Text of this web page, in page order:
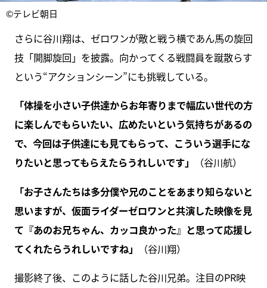
©テレビ朝日
さらに谷川翔は、ゼロワンが敵と戦う横であん馬の旋回
技「開脚旋回」を披露。向かってくる戦闘員を蹴散らす
という“アクションシーン”にも挑戦している。
「体操を小さい子供達からお年寄りまで幅広い世代の方
に楽しんでもらいたい、広めたいという気持ちがあるの
で、今回は子供達にも見てもらって、こういう選手にな
りたいと思ってもらえたらうれしいです」
（谷川航）
「お子さんたちは多分僕や兄のことをあまり知らないと
思いますが、仮面ライダーゼロワンと共演した映像を見
て『あのお兄ちゃん、カッコ良かった』と思って応援し
てくれたらうれしいですね」
（谷川翔）
撮影終了後、このように話した谷川兄弟。注目のPR映